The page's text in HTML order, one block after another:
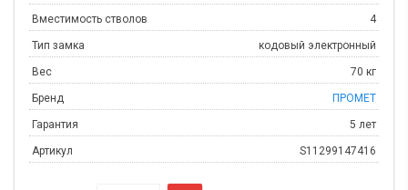
Вместимость стволов 4
Тип замка кодовый электронный
Вес 70 кг
Бренд ПРОМЕТ
Гарантия 5 лет
Артикул S11299147416